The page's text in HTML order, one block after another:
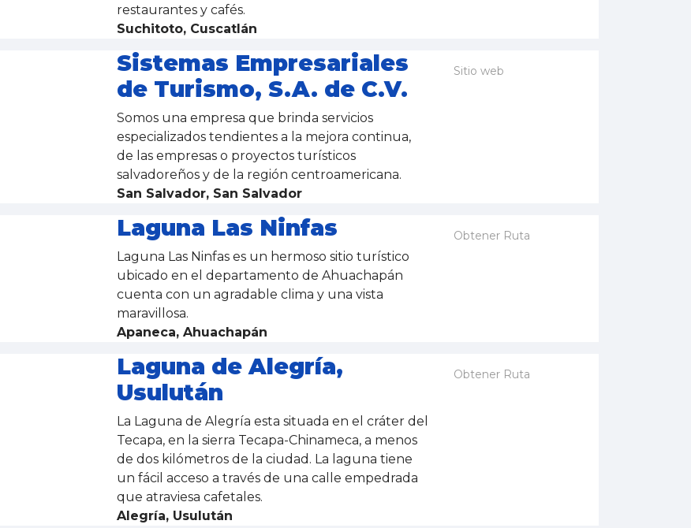
restaurantes y cafés.
Suchitoto, Cuscatlán
Sistemas Empresariales
de Turismo, S.A. de C.V.
Somos una empresa que brinda servicios
especializados tendientes a la mejora continua,
de las empresas o proyectos turísticos
salvadoreños y de la región centroamericana.
San Salvador, San Salvador
Sitio web
Laguna Las Ninfas
Laguna Las Ninfas es un hermoso sitio turístico
ubicado en el departamento de Ahuachapán
cuenta con un agradable clima y una vista
maravillosa.
Apaneca, Ahuachapán
Obtener Ruta
Laguna de Alegría,
Usulután
La Laguna de Alegría esta situada en el cráter del
Tecapa, en la sierra Tecapa-Chinameca, a menos
de dos kilómetros de la ciudad. La laguna tiene
un fácil acceso a través de una calle empedrada
que atraviesa cafetales.
Alegría, Usulután
Obtener Ruta